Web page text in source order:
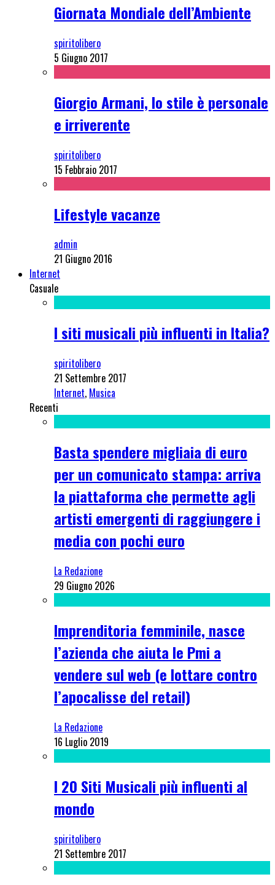
Giornata Mondiale dell’Ambiente
spiritolibero
5 Giugno 2017
Giorgio Armani, lo stile è personale
e irriverente
spiritolibero
15 Febbraio 2017
Lifestyle vacanze
admin
21 Giugno 2016
Internet
Casuale
I siti musicali più influenti in Italia?
spiritolibero
21 Settembre 2017
Internet, Musica
Recenti
Basta spendere migliaia di euro
per un comunicato stampa: arriva
la piattaforma che permette agli
artisti emergenti di raggiungere i
media con pochi euro
La Redazione
29 Giugno 2026
Imprenditoria femminile, nasce
l’azienda che aiuta le Pmi a
vendere sul web (e lottare contro
l’apocalisse del retail)
La Redazione
16 Luglio 2019
I 20 Siti Musicali più influenti al
mondo
spiritolibero
21 Settembre 2017